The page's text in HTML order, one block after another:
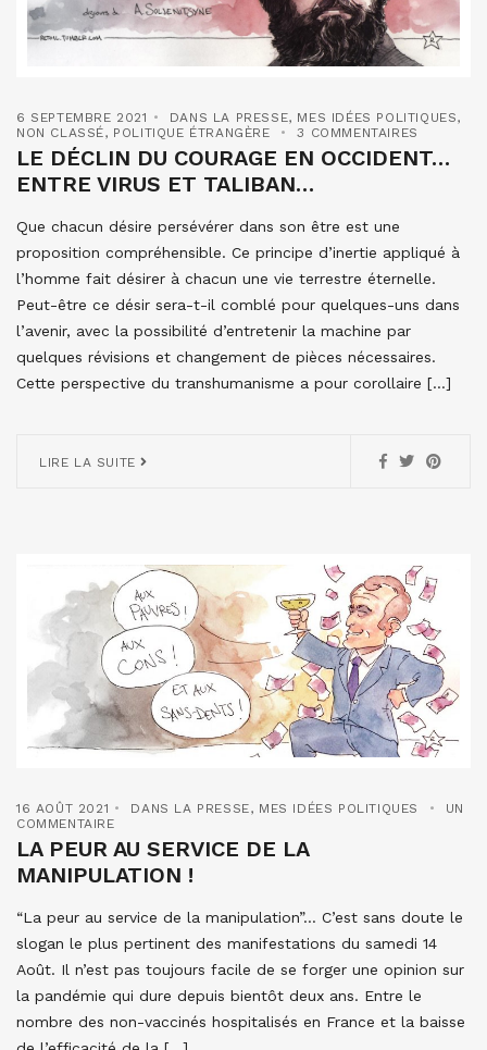
6 SEPTEMBRE 2021 DANS LA PRESSE, MES IDÉES POLITIQUES,
NON CLASSÉ, POLITIQUE ÉTRANGÈRE 3 COMMENTAIRES
LE DÉCLIN DU COURAGE EN OCCIDENT…
ENTRE VIRUS ET TALIBAN…
Que chacun désire persévérer dans son être est une
proposition compréhensible. Ce principe d’inertie appliqué à
l’homme fait désirer à chacun une vie terrestre éternelle.
Peut-être ce désir sera-t-il comblé pour quelques-uns dans
l’avenir, avec la possibilité d’entretenir la machine par
quelques révisions et changement de pièces nécessaires.
Cette perspective du transhumanisme a pour corollaire […]
LIRE LA SUITE
16 AOÛT 2021 DANS LA PRESSE, MES IDÉES POLITIQUES
UN
COMMENTAIRE
LA PEUR AU SERVICE DE LA
MANIPULATION !
“La peur au service de la manipulation”… C’est sans doute le
slogan le plus pertinent des manifestations du samedi 14
Août. Il n’est pas toujours facile de se forger une opinion sur
la pandémie qui dure depuis bientôt deux ans. Entre le
nombre des non-vaccinés hospitalisés en France et la baisse